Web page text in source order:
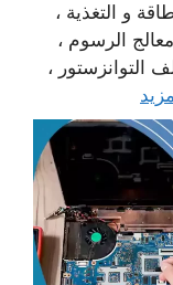
و التغذية ،
الرسوم ،
التوانزستور ،